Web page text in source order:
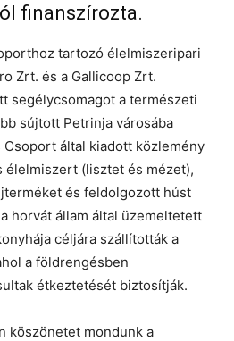
finanszírozta.
tartozó élelmiszeripari
Zrt. és a Gallicoop Zrt.
segélycsomagot a természeti
sújtott Petrinja városába
Csoport által kiadott közlemény
élelmiszert (lisztet és mézet),
és feldolgozott húst
horvát állam által üzemeltetett
céljára szállították a
a földrengésben
étkeztetését biztosítják.
köszönetet mondunk a